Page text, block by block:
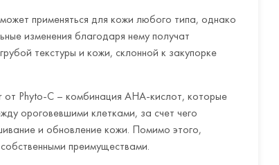
применяться для кожи любого типа, однако
изменения благодаря нему получат
текстуры и кожи, склонной к закупорке
от Phyto-C – комбинация АНА-кислот, которые
ороговевшими клетками, за счет чего
и обновление кожи. Помимо этого,
преимуществами.